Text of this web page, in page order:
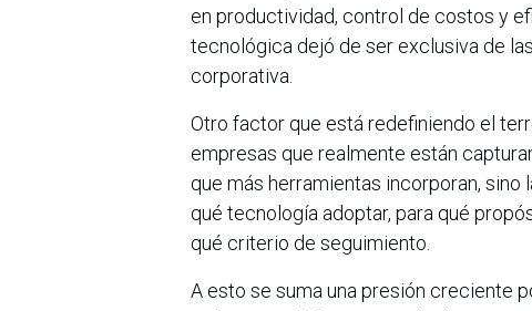
en productividad, control de costos y
tecnológica dejó de ser exclusiva de
corporativa.
Otro factor que está redefiniendo el
empresas que realmente están
que más herramientas incorporan,
qué tecnología adoptar, para qué
qué criterio de seguimiento.
A esto se suma una presión creciente